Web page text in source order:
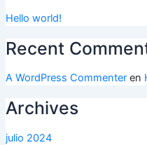
Hello world!
Recent
A WordPress Commenteren
Archives
julio 2024